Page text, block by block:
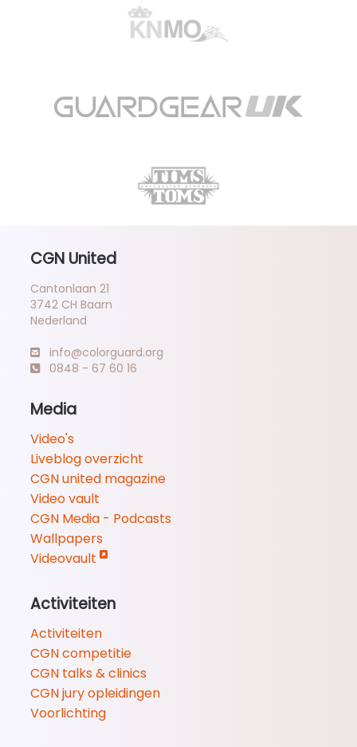
CGN United
Cantonlaan 21
3742 CH Baarn
Nederland
info@colorguard.org
0848 - 67 60 16
Media
Video's
Liveblog overzicht
CGN united magazine
Video vault
CGN Media - Podcasts
Wallpapers
Videovault
Activiteiten
Activiteiten
CGN competitie
CGN talks & clinics
CGN jury opleidingen
Voorlichting